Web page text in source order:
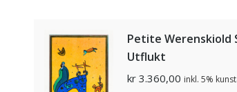
Petite Werenskiold
Utflukt
kr 3.360,00 inkl. 5%